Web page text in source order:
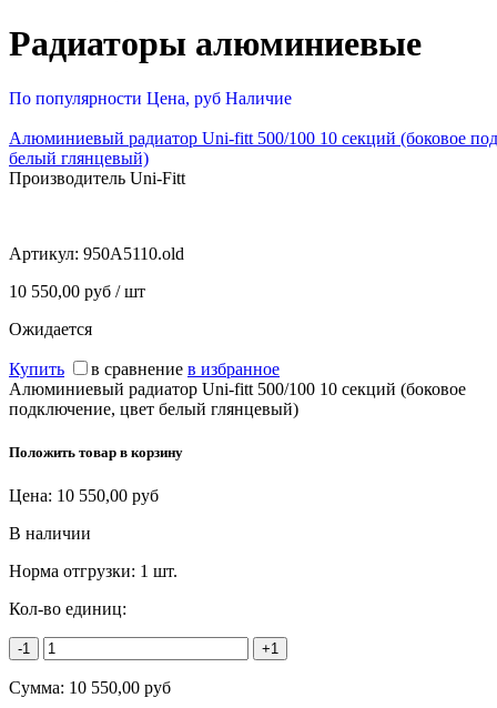
Радиаторы алюминиевые
По популярности Цена, руб Наличие
Алюминиевый радиатор Uni-fitt 500/100 10 секций (боковое
белый глянцевый)
Производитель Uni-Fitt
Артикул: 950A5110.old
10 550,00 руб / шт
Ожидается
Купить в сравнение в избранное
Алюминиевый радиатор Uni-fitt 500/100 10 секций (боковое
подключение, цвет белый глянцевый)
Положить товар в корзину
Цена: 10 550,00 руб
В наличии
Норма отгрузки: 1 шт.
Кол-во единиц:
-1 +1
Сумма: 10 550,00 руб